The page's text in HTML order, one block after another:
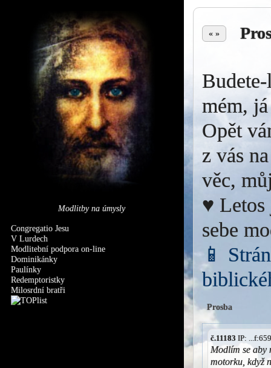
Modlitby na úmysly
Congregatio Jesu
V Lurdech
Modlitební podpora on-line
Dominikánky
Paulínky
Redemptoristky
Milosrdní bratři
« »
mém,
Opět
z vás
věc,
♥ Letos
sebe
📱
Prosba
č.11183 IP:
Modlím se aby
motorku, když